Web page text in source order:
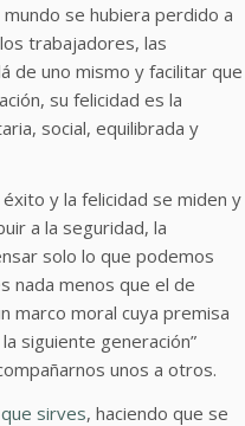
se hubiera perdido a
trabajadores, las
de uno mismo y facilitar que
su felicidad es la
social, equilibrada y
y la felicidad se miden y
a la seguridad, la
solo lo que podemos
nada menos que el de
marco moral cuya premisa
siguiente generación”
unos a otros.
sirves, haciendo que se